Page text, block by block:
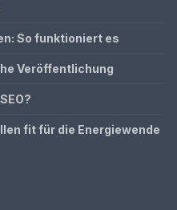
So funktioniert es
Veröffentlichung
fit für die Energiewende